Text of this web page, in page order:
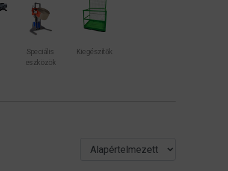
Speciális
eszközök
Kiegészítők